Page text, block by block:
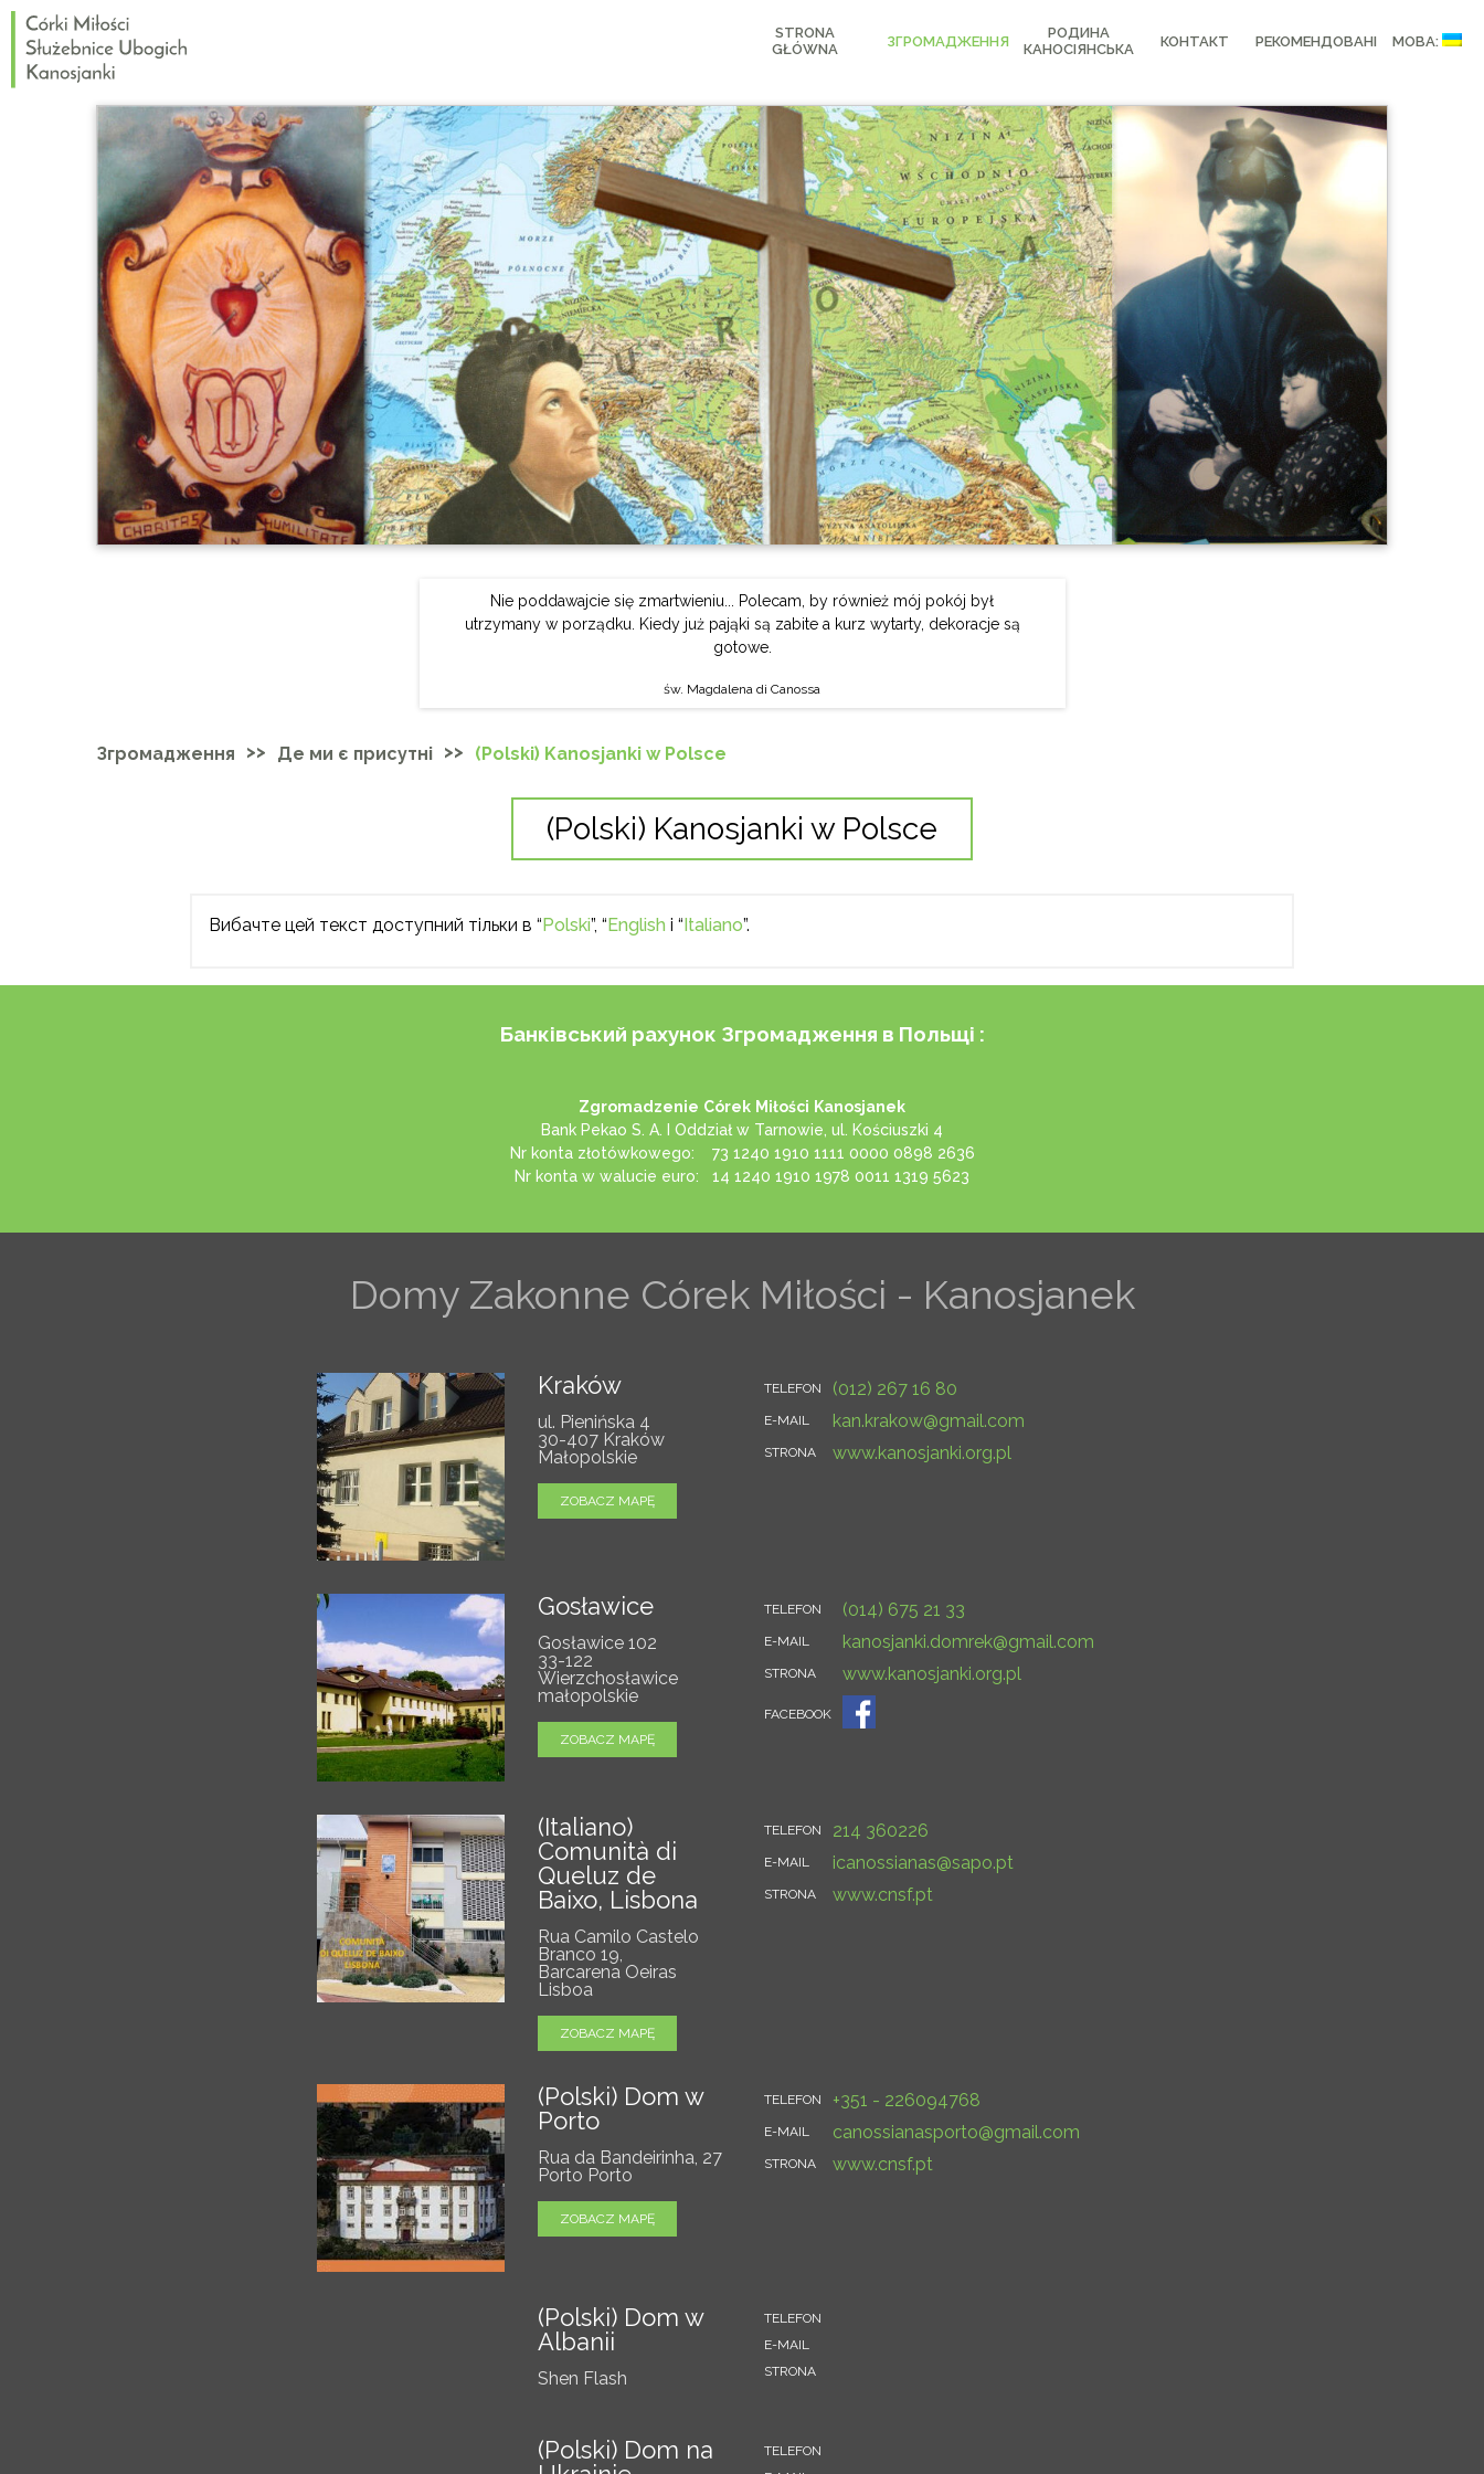
STRONA
GŁÓWNA
ЗГРОМАДЖЕННЯ
РОДИНА
КАНОСІЯНСЬКА
КОНТАКТ РЕКОМЕНДОВАНІ МОВА:
Nie poddawajcie się zmartwieniu... Polecam, by również mój pokój był
utrzymany w porządku. Kiedy już pająki są zabite a kurz wytarty, dekoracje są
gotowe.
św. Magdalena di Canossa
Згромадження >> Де ми є присутні >> (Polski) Kanosjanki w Polsce
(Polski) Kanosjanki w Polsce
Вибачте цей текст доступний тільки в “Polski”, “English і “Italiano”.
Банківський рахунок Згромадження в Польщі :
Zgromadzenie Córek Miłości Kanosjanek
Bank Pekao S. A. I Oddział w Tarnowie, ul. Kościuszki 4
Nr konta złotówkowego: 73 1240 1910 1111 0000 0898 2636
Nr konta w walucie euro: 14 1240 1910 1978 0011 1319 5623
Domy Zakonne Córek Miłości - Kanosjanek
Kraków
ul. Pienińska 4
30-407 Kraków
Małopolskie
ZOBACZ MAPĘ
TELEFON (012) 267 16 80
E-MAIL kan.krakow@gmail.com
STRONA www.kanosjanki.org.pl
Gosławice
Gosławice 102
33-122
Wierzchosławice
małopolskie
ZOBACZ MAPĘ
TELEFON (014) 675 21 33
E-MAIL kanosjanki.domrek@gmail.com
STRONA www.kanosjanki.org.pl
FACEBOOK
(Italiano)
Comunità di
Queluz de
Baixo, Lisbona
Rua Camilo Castelo
Branco 19,
Barcarena Oeiras
Lisboa
ZOBACZ MAPĘ
TELEFON 214 360226
E-MAIL icanossianas@sapo.pt
STRONA www.cnsf.pt
(Polski) Dom w
Porto
Rua da Bandeirinha, 27
Porto Porto
ZOBACZ MAPĘ
TELEFON +351 - 226094768
E-MAIL canossianasporto@gmail.com
STRONA www.cnsf.pt
(Polski) Dom w
Albanii
Shen Flash
TELEFON
E-MAIL
STRONA
(Polski) Dom na
TELEFON